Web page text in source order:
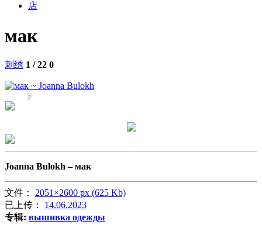
店
мак
刺绣 1 / 22 0
7
Joanna Bulokh –мак
文件： 2051×2600 px (625 Kb)
已上传： 14.06.2023
专辑: вышивка одежды